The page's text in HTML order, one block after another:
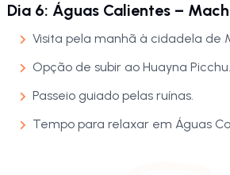
Dia 6: Águas Calientes –
Visita pela manhã à cidadela de
Opção de subir ao Huayna Picchu.
Passeio guiado pelas ruínas.
Tempo para relaxar em Águas